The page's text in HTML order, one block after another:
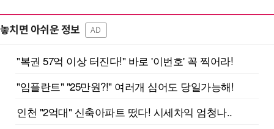
놓치면 아쉬운 정보 AD